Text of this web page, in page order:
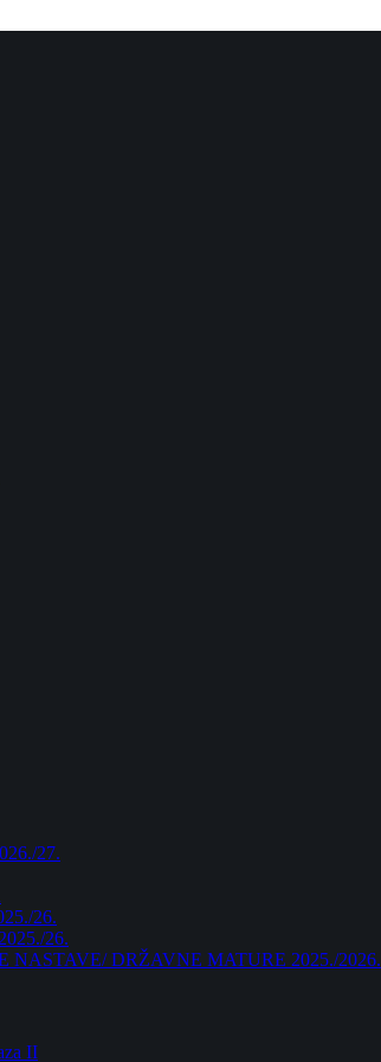
27.
26.
26.
DRŽAVNE MATURE 2025./2026.
II